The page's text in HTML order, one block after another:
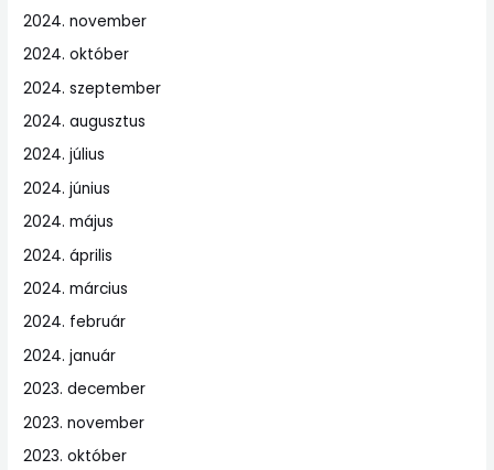
2024. november
2024. október
2024. szeptember
2024. augusztus
2024. július
2024. június
2024. május
2024. április
2024. március
2024. február
2024. január
2023. december
2023. november
2023. október